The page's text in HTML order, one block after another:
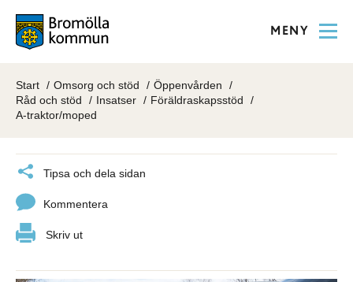
MENY
Start Omsorg och stöd
Öppenvården
Råd och stöd
Insatser
Föräldraskapsstöd
A-traktor/moped
Tipsa och dela sidan
Kommentera
Skriv ut